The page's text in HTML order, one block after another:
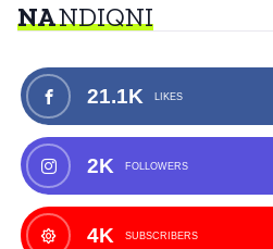
NANDIQNI
21.1K LIKES
2K FOLLOWERS
4K SUBSCRIBERS